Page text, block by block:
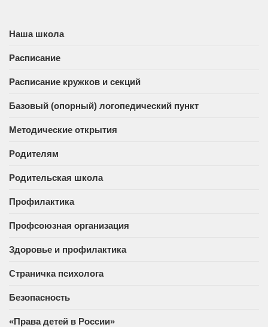
Наша школа
Расписание
Расписание кружков и секций
Базовый (опорный) логопедический пункт
Методические открытия
Родителям
Родительская школа
Профилактика
Профсоюзная организация
Здоровье и профилактика
Страничка психолога
Безопасность
«Права детей в России»